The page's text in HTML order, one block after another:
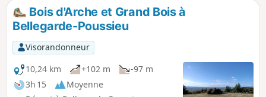
Bois d'Arche et Grand Bois à
Bellegarde-Poussieu
Visorandonneur
10,24 km
+102 m
-97 m
3h 15
Moyenne